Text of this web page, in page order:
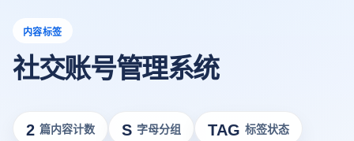
内容标签
社交账号管理系统
2 篇内容计数 S 字母分组 TAG 标签状态